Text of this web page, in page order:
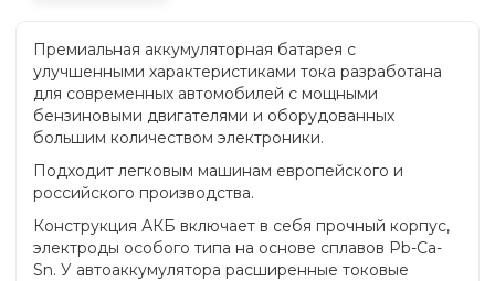
Премиальная аккумуляторная батарея с
улучшенными характеристиками тока разработана
для современных автомобилей с мощными
бензиновыми двигателями и оборудованных
большим количеством электроники.
Подходит легковым машинам европейского и
российского производства.
Конструкция АКБ включает в себя прочный корпус,
электроды особого типа на основе сплавов Pb-Ca-
Sn. У автоаккумулятора расширенные токовые